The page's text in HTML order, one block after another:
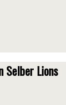
Selber Lions